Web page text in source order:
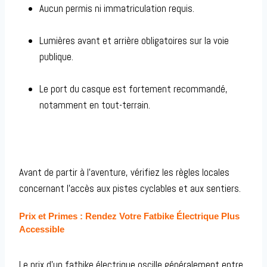
Aucun permis ni immatriculation requis.
Lumières avant et arrière obligatoires sur la voie
publique.
Le port du casque est fortement recommandé,
notamment en tout-terrain.
Avant de partir à l’aventure, vérifiez les règles locales
concernant l’accès aux pistes cyclables et aux sentiers.
Prix et Primes : Rendez Votre Fatbike Électrique Plus
Accessible
Le prix d’un fatbike électrique oscille généralement entre